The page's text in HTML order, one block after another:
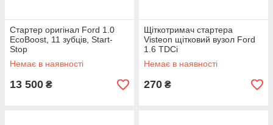
Стартер оригінал Ford 1.0
EcoBoost, 11 зубців, Start-
Stop
Немає в наявності
13 500 ₴
Щіткотримач стартера
Visteon щітковий вузол Ford
1.6 TDCi
Немає в наявності
270 ₴